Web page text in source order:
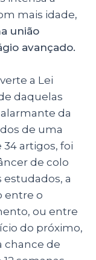
mais idade,
união
avançado.
a Lei
daquelas
da
de uma
artigos, foi
de colo
a
entre o
ou entre
do próximo,
chance de